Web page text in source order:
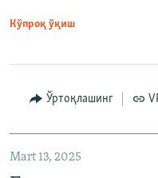
Кўпроқ ўқиш
Ўртоқлашинг
Mart 13, 2025